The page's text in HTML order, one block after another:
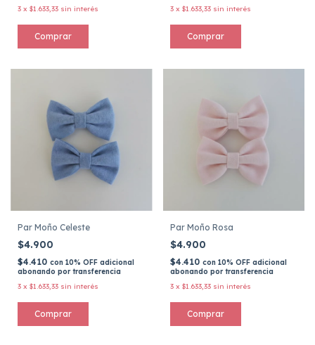
3 x $1.633,33 sin interés
3 x $1.633,33 sin interés
Par Moño Celeste
$4.900
$4.410 con 10% OFF adicional
abonando por transferencia
3 x $1.633,33 sin interés
Par Moño Rosa
$4.900
$4.410 con 10% OFF adicional
abonando por transferencia
3 x $1.633,33 sin interés